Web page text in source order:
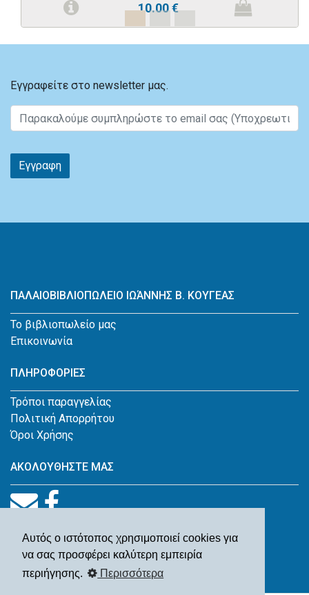
Αυτός ο ιστότοπος χρησιμοποιεί cookies για
να σας προσφέρει καλύτερη εμπειρία
περιήγησης.
Περισσότερα
10.00€
Εγγραφείτε στο newsletter μας.
Εγγραφη
ΠΑΛΑΙΟΒΙΒΛΙΟΠΩΛΕΙΟ ΙΩΆΝΝΗΣ Β. ΚΟΥΓΕΑΣ
Το βιβλιοπωλείο μας
Επικοινωνία
ΠΛΗΡΟΦΟΡΙΕΣ
Τρόποι παραγγελίας
Πολιτική Απορρήτου
Όροι Χρήσης
ΑΚΟΛΟΥΘΗΣΤΕ ΜΑΣ